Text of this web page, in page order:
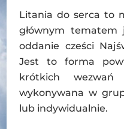
Litania do serca to
głównym
oddanie cześci
Jest to forma
krótkich
wykonywana w
lub indywidualnie.